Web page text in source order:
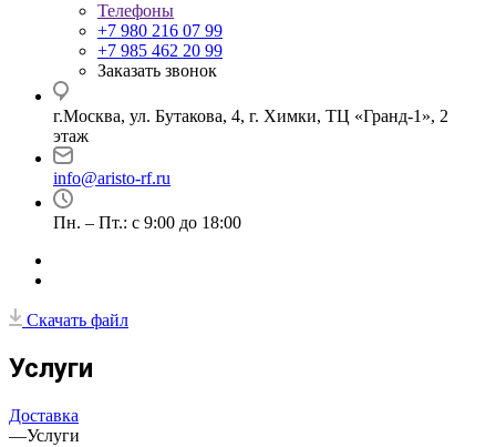
Телефоны
+7 980 216 07 99
+7 985 462 20 99
Заказать звонок
г.Москва, ул. Бутакова, 4, г. Химки, ТЦ «Гранд-1», 2
этаж
info@aristo-rf.ru
Пн. – Пт.: с 9:00 до 18:00
Скачать файл
Услуги
Доставка
—Услуги